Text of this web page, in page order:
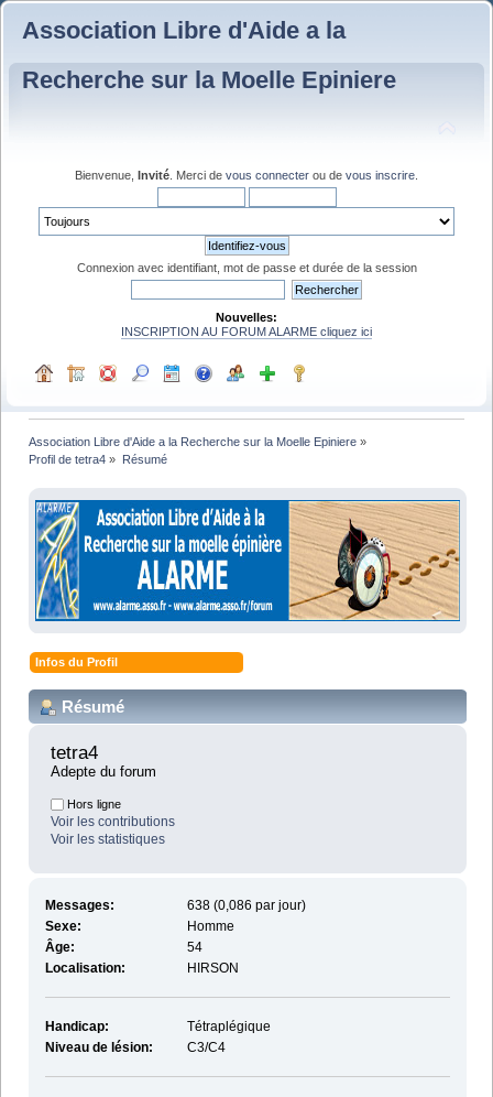
Association Libre d'Aide a la
Recherche sur la Moelle Epiniere
Bienvenue, Invité . Merci de vous connecter ou de vous inscrire
Connexion avec identifiant, mot de passe et durée de la session
Nouvelles:
INSCRIPTION AU FORUM ALARME cliquez ici
Association Libre d'Aide a la Recherche sur la Moelle Epiniere »
Profil de tetra4 » Résumé
Infos du Profil
Résumé
tetra4
Adepte du forum
Hors ligne
Voir les contributions
Voir les statistiques
Messages:
638 (0,086 par jour)
Sexe:
Homme
Âge:
54
Localisation:
HIRSON
Handicap:
Tétraplégique
Niveau de lésion:
C3/C4